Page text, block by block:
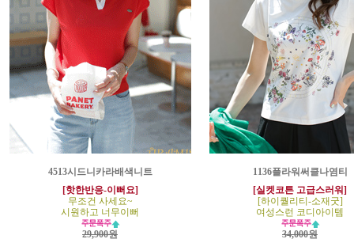
4513시드니카라배색니트
[핫한반응-이뻐요]
무조건 사세요~
시원하고 너무이뻐
29,900원
1136플라워써클나염티
[실켓코튼 고급스러워]
[하이퀄리티-소재굿]
여성스런 코디아이템
34,000원